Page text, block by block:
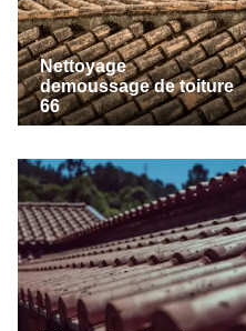
Nettoyage
demoussage de toiture
66